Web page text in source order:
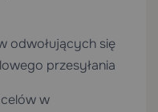
odwołujących się
przesyłania
w